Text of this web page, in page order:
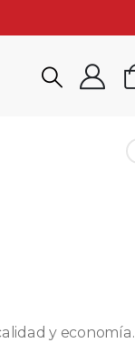
y economía.